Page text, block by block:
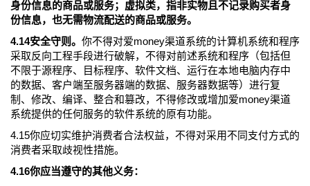
身份信息的商品或服务；虚拟类，指非实物且不记录购买者身
份信息，也无需物流配送的商品或服务。
4.14安全守则。 你不得对爱money渠道系统的计算机系统和程序
采取反向工程手段进行破解，不得对前述系统和程序（包括但
不限于源程序、目标程序、软件文档、运行在本地电脑内存中
的数据、客户端至服务器端的数据、服务器数据等）进行复
制、修改、编译、整合和篡改，不得修改或增加爱money渠道
系统提供的任何服务的软件系统的原有功能。
4.15你应切实维护消费者合法权益，不得对采用不同支付方式的
消费者采取歧视性措施。
4.16你应当遵守的其他义务：